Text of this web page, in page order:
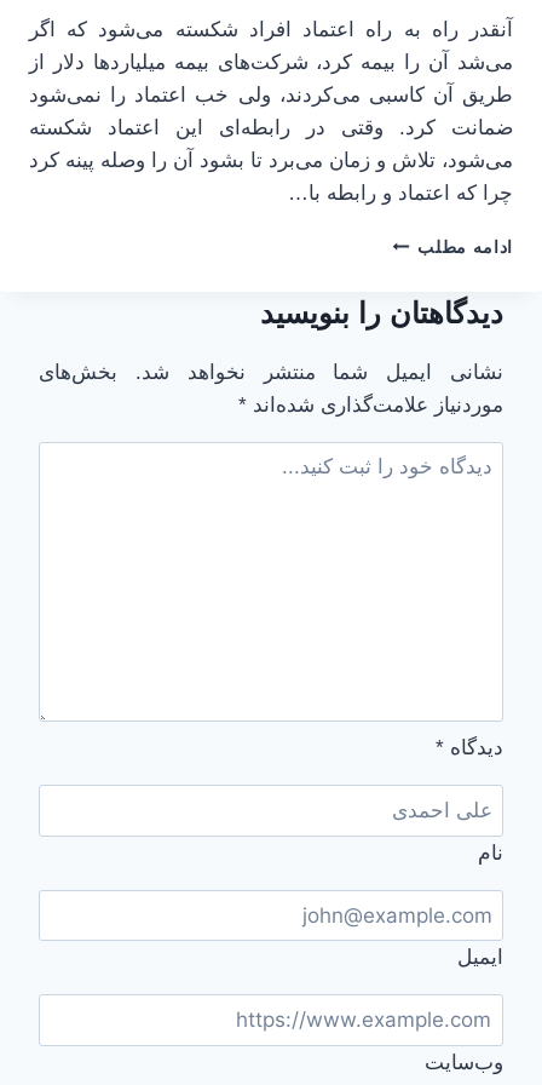
آنقدر راه به راه اعتماد افراد شکسته می‌شود که اگر
می‌شد آن را بیمه کرد، شرکت‌های بیمه میلیاردها دلار از
طریق آن کاسبی می‌کردند، ولی خب اعتماد را نمی‌شود
ضمانت کرد. وقتی در رابطه‌ای این اعتماد شکسته
می‌شود، تلاش و زمان می‌برد تا بشود آن را وصله پینه کرد
چرا که اعتماد و رابطه با…
ادامه مطلب اعتماد
|
اول
|
آیا
رابطه
ارزش
دیدگاهتان را بنویسید
نشانی ایمیل شما منتشر نخواهد شد.
بخش‌های
موردنیاز علامت‌گذاری شده‌اند *
دیدگاه *
نام
ایمیل
وب‌سایت